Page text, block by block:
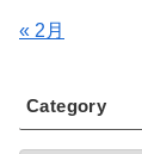
« 2月
Category